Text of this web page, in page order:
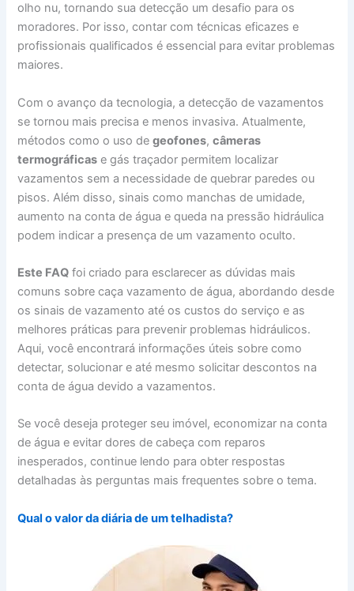
olho nu, tornando sua detecção um desafio para os
moradores. Por isso, contar com técnicas eficazes e
profissionais qualificados é essencial para evitar problemas
maiores.
Com o avanço da tecnologia, a detecção de vazamentos
se tornou mais precisa e menos invasiva. Atualmente,
métodos como o uso degeofones,câmeras
termográficas e gás traçador permitem localizar
vazamentos sem a necessidade de quebrar paredes ou
pisos. Além disso, sinais como manchas de umidade,
aumento na conta de água e queda na pressão hidráulica
podem indicar a presença de um vazamento oculto.
Este FAQ foi criado para esclarecer as dúvidas mais
comuns sobre caça vazamento de água, abordando desde
os sinais de vazamento até os custos do serviço e as
melhores práticas para prevenir problemas hidráulicos.
Aqui, você encontrará informações úteis sobre como
detectar, solucionar e até mesmo solicitar descontos na
conta de água devido a vazamentos.
Se você deseja proteger seu imóvel, economizar na conta
de água e evitar dores de cabeça com reparos
inesperados, continue lendo para obter respostas
detalhadas às perguntas mais frequentes sobre o tema.
Qual o valor da diária de um telhadista?